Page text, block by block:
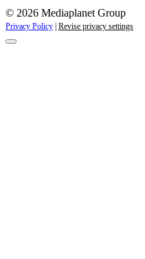
© 2026 Mediaplanet Group
Privacy Policy Revise privacy settings